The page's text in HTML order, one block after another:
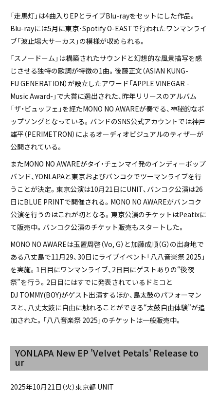
「走馬灯」は4曲入りEPとライブBlu-rayをセットにした作品。
Blu-rayには5月に東京・Spotify O-EASTで行われたワンマンライ
ブ「波止場大サーカス」の模様が収められる。
「スノードーム」は構築されたサウンドと幻想的な風景描写を感
じさせる独特の歌詞が特徴の1曲。後藤正文（ASIAN KUNG-
FU GENERATION）が設立したアワード「APPLE VINEGAR -
Music Award-」で大賞に選出された、昨年リリースのアルバム
「ザ・ビュッフェ」を経たMONO NO AWAREが奏でる、神秘的なポ
ップソングとなっている。バンドのSNS公式アカウントでは神戸
雄平（PERIMETRON）によるオーディオビジュアルのティザーが
公開されている。
またMONO NO AWAREがタイ・チェンマイ発のインディーポップ
バンド、YONLAPAと東京およびバンコクでツーマンライブを行
うことが決定。東京公演は10月21日にUNIT、バンコク公演は26
日にBLUE PRINTで開催される。MONO NO AWAREがバンコク
公演を行うのはこれが初となる。東京公演のチケットはPeatixに
て販売中。バンコク公演のチケット販売もスタートした。
MONO NO AWAREは玉置周啓（Vo, G）と加藤成順（G）の出身地で
ある八丈島で11月29、30日にライブイベント「八八音楽祭 2025」
を実施。1日目にワンマンライブ、2日目にゲストありの“後夜
祭”を行う。2日目にはすでに発表されているドミコと
DJ TOMMY(BOY)がゲスト出演するほか、島太鼓のパフォーマン
スと、八丈太鼓に自由に触れることができる“太鼓自由体験”が追
加された。「八八音楽祭 2025」のチケットは一般販売中。
YONLAPA New EP 'Velvet Petals' Release to
ur
2025年10月21日（火）東京都 UNIT